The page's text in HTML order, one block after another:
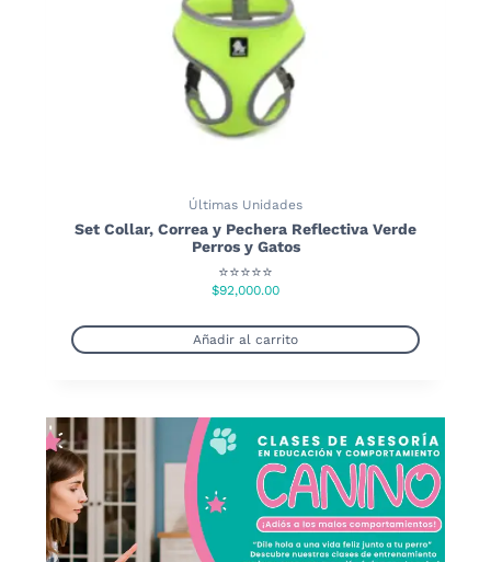
Últimas Unidades
Set Collar, Correa y Pechera Reflectiva Verde
Perros y Gatos
⭐⭐⭐⭐⭐
$92,000.00
Añadir al carrito